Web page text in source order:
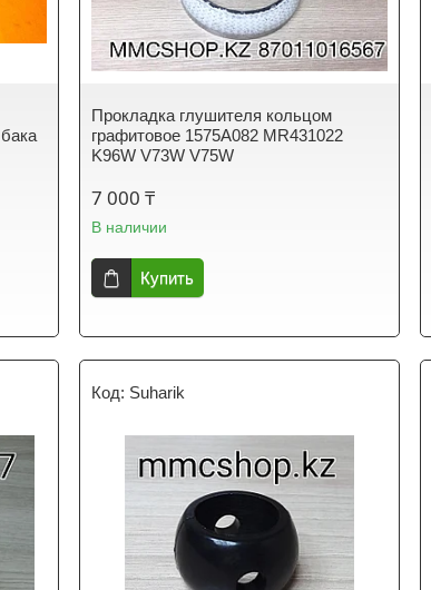
Прокладка глушителя кольцом
графитовое 1575A082 MR431022
K96W V73W V75W
7 000 ₸
В наличии
Купить
Suharik